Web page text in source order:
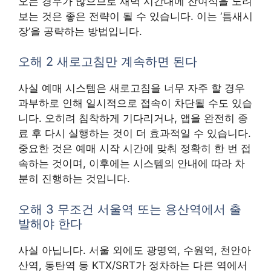
보는 것은 좋은 전략이 될 수 있습니다. 이는 ‘틈새시
장’을 공략하는 방법입니다.
오해 2 새로고침만 계속하면 된다
사실 예매 시스템은 새로고침을 너무 자주 할 경우
과부하로 인해 일시적으로 접속이 차단될 수도 있습
니다. 오히려 침착하게 기다리거나, 앱을 완전히 종
료 후 다시 실행하는 것이 더 효과적일 수 있습니다.
중요한 것은 예매 시작 시간에 맞춰 정확히 한 번 접
속하는 것이며, 이후에는 시스템의 안내에 따라 차
분히 진행하는 것입니다.
오해 3 무조건 서울역 또는 용산역에서 출
발해야 한다
사실 아닙니다. 서울 외에도 광명역, 수원역, 천안아
산역, 동탄역 등 KTX/SRT가 정차하는 다른 역에서